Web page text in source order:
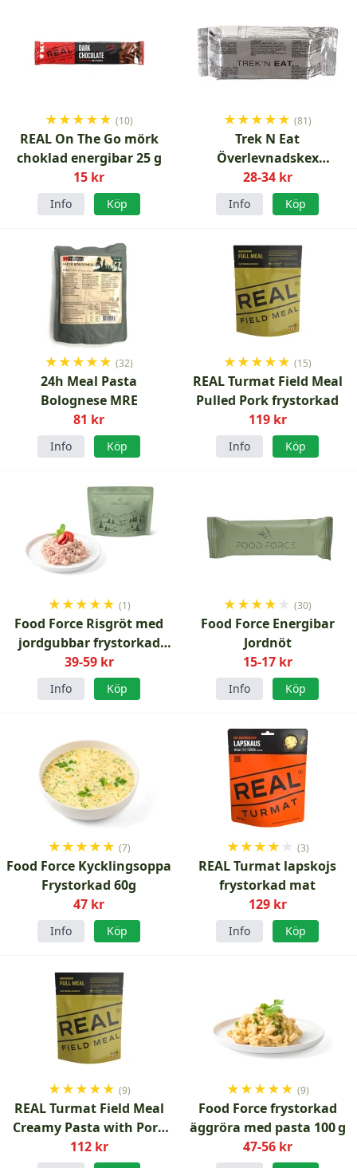
★★★★★ (10)
REAL On The Go mörk
choklad energibar 25 g
15 kr
Info Köp
★★★★★ (81)
Trek N Eat
Överlevnadskex
frystorkad
28-34 kr
Info Köp
★★★★★ (32)
24h Meal Pasta
Bolognese MRE
81 kr
Info Köp
★★★★★ (15)
REAL Turmat Field Meal
Pulled Pork frystorkad
119 kr
Info Köp
★★★★★ (1)
Food Force Risgröt med
jordgubbar frystorkad
100 g
39-59 kr
Info Köp
★★★★ ★ (30)
Food Force Energibar
Jordnöt
15-17 kr
Info Köp
★★★★★ (7)
Food Force Kycklingsoppa
Frystorkad 60g
47 kr
Info Köp
★★★★ ★ (3)
REAL Turmat lapskojs
frystorkad mat
129 kr
Info Köp
★★★★★ (9)
REAL Turmat Field Meal
Creamy Pasta with Pork
frystorkad
112 kr
★★★★★ (9)
Food Force frystorkad
äggröra med pasta 100 g
47-56 kr